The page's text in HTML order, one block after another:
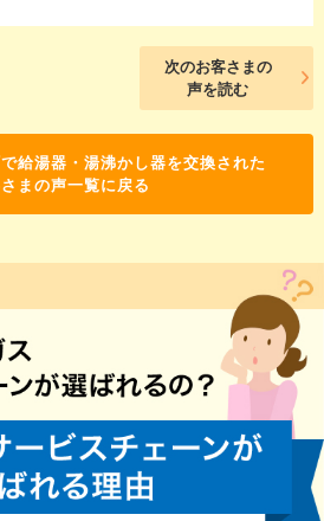
次のお客さまの
声を読む
給湯器・湯沸かし器を交換された
まの声一覧に戻る